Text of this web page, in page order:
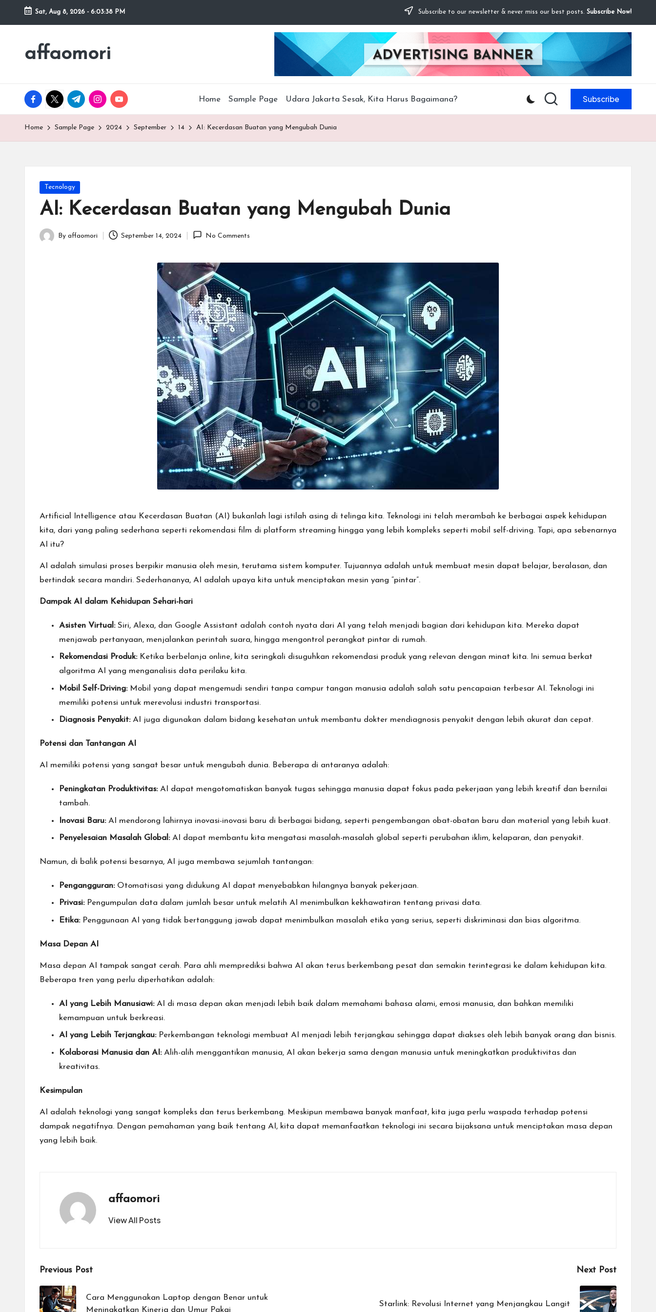
Sat, Aug 8, 2026 - 6:03:39 PM Subscribe to our newsletter & never miss our best posts. Subscribe Now!
affaomori
facebook.com
twitter.com
t.me instagram.com
youtube.com Home Sample Page Udara Jakarta Sesak, Kita Harus Bagaimana? Subscribe
Home Sample Page 2024 September 14 AI: Kecerdasan Buatan yang Mengubah Dunia
Posted
Tecnology
AI: Kecerdasan Buatan yang Mengubah Dunia
Posted
By affaomori September 14, 2024 No Comments
Artificial Intelligence atau Kecerdasan Buatan (AI) bukanlah lagi istilah asing di telinga kita. Teknologi ini telah merambah ke berbagai aspek kehidupan
kita, dari yang paling sederhana seperti rekomendasi film di platform streaming hingga yang lebih kompleks seperti mobil self-driving. Tapi, apa sebenarnya
AI itu?
AI adalah simulasi proses berpikir manusia oleh mesin, terutama sistem komputer. Tujuannya adalah untuk membuat mesin dapat belajar, beralasan, dan
bertindak secara mandiri. Sederhananya, AI adalah upaya kita untuk menciptakan mesin yang “pintar”.
Dampak AI dalam Kehidupan Sehari-hari
Asisten Virtual:Siri, Alexa, dan Google Assistant adalah contoh nyata dari AI yang telah menjadi bagian dari kehidupan kita. Mereka dapat
menjawab pertanyaan, menjalankan perintah suara, hingga mengontrol perangkat pintar di rumah.
Rekomendasi Produk:Ketika berbelanja online, kita seringkali disuguhkan rekomendasi produk yang relevan dengan minat kita. Ini semua berkat
algoritma AI yang menganalisis data perilaku kita.
Mobil Self-Driving:Mobil yang dapat mengemudi sendiri tanpa campur tangan manusia adalah salah satu pencapaian terbesar AI. Teknologi ini
memiliki potensi untuk merevolusi industri transportasi.
Diagnosis Penyakit:AI juga digunakan dalam bidang kesehatan untuk membantu dokter mendiagnosis penyakit dengan lebih akurat dan cepat.
Potensi dan Tantangan AI
AI memiliki potensi yang sangat besar untuk mengubah dunia. Beberapa di antaranya adalah:
Peningkatan Produktivitas:AI dapat mengotomatiskan banyak tugas sehingga manusia dapat fokus pada pekerjaan yang lebih kreatif dan bernilai
tambah.
Inovasi Baru:AI mendorong lahirnya inovasi-inovasi baru di berbagai bidang, seperti pengembangan obat-obatan baru dan material yang lebih kuat.
Penyelesaian Masalah Global:AI dapat membantu kita mengatasi masalah-masalah global seperti perubahan iklim, kelaparan, dan penyakit.
Namun, di balik potensi besarnya, AI juga membawa sejumlah tantangan:
Pengangguran:Otomatisasi yang didukung AI dapat menyebabkan hilangnya banyak pekerjaan.
Privasi:Pengumpulan data dalam jumlah besar untuk melatih AI menimbulkan kekhawatiran tentang privasi data.
Etika:Penggunaan AI yang tidak bertanggung jawab dapat menimbulkan masalah etika yang serius, seperti diskriminasi dan bias algoritma.
Masa Depan AI
Masa depan AI tampak sangat cerah. Para ahli memprediksi bahwa AI akan terus berkembang pesat dan semakin terintegrasi ke dalam kehidupan kita.
Beberapa tren yang perlu diperhatikan adalah:
AI yang Lebih Manusiawi:AI di masa depan akan menjadi lebih baik dalam memahami bahasa alami, emosi manusia, dan bahkan memiliki
kemampuan untuk berkreasi.
AI yang Lebih Terjangkau:Perkembangan teknologi membuat AI menjadi lebih terjangkau sehingga dapat diakses oleh lebih banyak orang dan bisnis.
Kolaborasi Manusia dan AI:Alih-alih menggantikan manusia, AI akan bekerja sama dengan manusia untuk meningkatkan produktivitas dan
kreativitas.
Kesimpulan
AI adalah teknologi yang sangat kompleks dan terus berkembang. Meskipun membawa banyak manfaat, kita juga perlu waspada terhadap potensi
dampak negatifnya. Dengan pemahaman yang baik tentang AI, kita dapat memanfaatkan teknologi ini secara bijaksana untuk menciptakan masa depan
yang lebih baik.
affaomori
View All Posts
Post
navigation
Previous Post
Cara Menggunakan Laptop dengan Benar untuk
Meningkatkan Kinerja dan Umur Pakai
Next Post
Starlink: Revolusi Internet yang Menjangkau Langit